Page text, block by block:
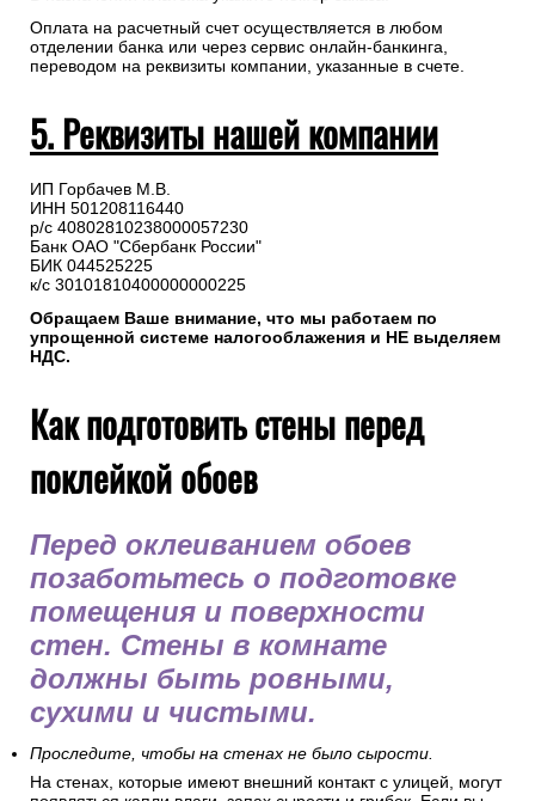
Оплата на расчетный счет осуществляется в любом
отделении банка или через сервис онлайн-банкинга,
переводом на реквизиты компании, указанные в счете.
5. Реквизиты нашей компании
ИП Горбачев М.В.
ИНН 501208116440
р/с 40802810238000057230
Банк ОАО "Сбербанк России"
БИК 044525225
к/с 30101810400000000225
Обращаем Ваше внимание, что мы работаем по
упрощенной системе налогооблажения и НЕ выделяем
НДС.
Как подготовить стены перед
поклейкой обоев
Перед оклеиванием обоев
позаботьтесь о подготовке
помещения и поверхности
стен. Стены в комнате
должны быть ровными,
сухими и чистыми.
Проследите, чтобы на стенах не было сырости.
На стенах, которые имеют внешний контакт с улицей, могут